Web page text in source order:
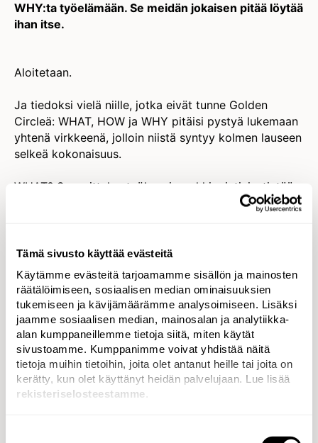
Tämä sivusto käyttää evästeitä
Käytämme evästeitä tarjoamamme sisällön ja mainosten
räätälöimiseen, sosiaalisen median ominaisuuksien
tukemiseen ja kävijämäärämme analysoimiseen. Lisäksi
jaamme sosiaalisen median, mainosalan ja analytiikka-
alan kumppaneillemme tietoja siitä, miten käytät
sivustoamme. Kumppanimme voivat yhdistää näitä
tietoja muihin tietoihin, joita olet antanut heille tai joita on
kerätty, kun olet käyttänyt heidän palvelujaan. Lue lisää
rekisteriselosteestamme
WHY:ta työelämään. Se meidän jokaisen pitää löytää
ihan itse.
Aloitetaan.
Ja tiedoksi vielä niille, jotka eivät tunne Golden
Circleä: WHAT, HOW ja WHY pitäisi pystyä lukemaan
yhtenä virkkeenä, jolloin niistä syntyy kolmen lauseen
selkeä kokonaisuus.
WHAT? Suunnittelen työkseni markkinointiviestintää.
WHY? Koska haluan tehdä ympärilläni olevat taitavat
ihmiset joka päivä onnelliseksi, jotta he voivat omalla
työllään ja toiminnallaan muuttaa maailmaa
paremmaksi.
Alkuperäinen Golden Circle loppuu tähän, mutta
päätin tehdä muutaman ympyrän lisää ja sukeltaa
syvemmälle. Kysyn lisää WHY-kysymyksiä, jotta
pääsen kiinni vielä tarkempiin motiiveihini.